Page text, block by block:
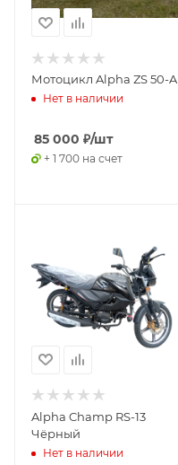
Мотоцикл Alpha ZS 50-A
Нет в наличии
85 000 ₽/шт
+ 1 700 на счет
Alpha Champ RS-13
Чёрный
Нет в наличии